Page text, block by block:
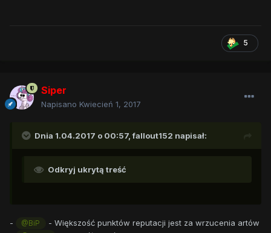
5
Siper
Napisano Kwiecień 1, 2017
Dnia 1.04.2017 o 00:57,fallout152 napisał:
Odkryj ukrytą treść
- @BiP
- Większość punktów reputacji jest za wrzucenia artów